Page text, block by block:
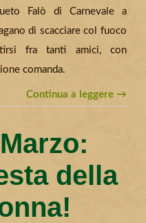
Falò di Carnevale a
di scacciare col fuoco
fra tanti amici, con
comanda.
Continua a leggere →
della